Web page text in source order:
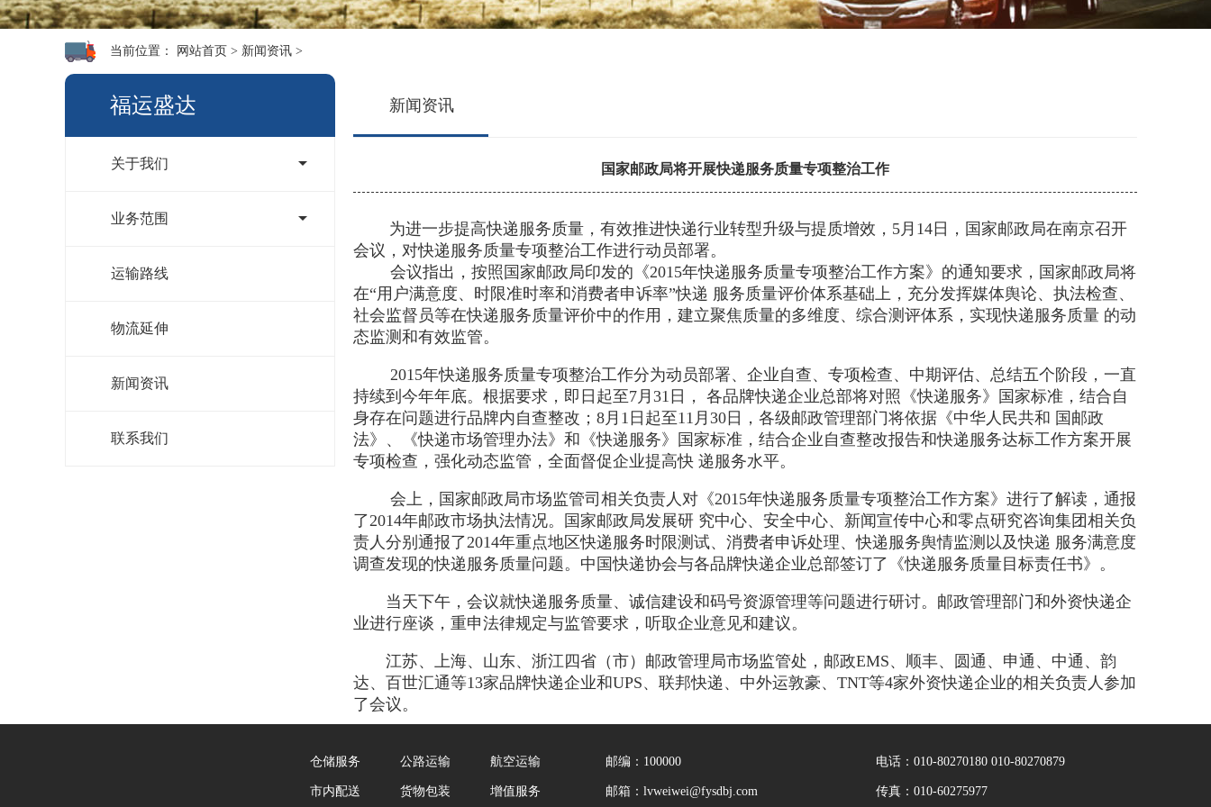
当前位置： 网站首页 > 新闻资讯 >
福运盛达
关于我们
业务范围
运输路线
物流延伸
新闻资讯
联系我们
新闻资讯
国家邮政局将开展快递服务质量专项整治工作
为进一步提高快递服务质量，有效推进快递行业转型升级与提质增效，5月14日，国家邮政局在南京召开
会议，对快递服务质量专项整治工作进行动员部署。
会议指出，按照国家邮政局印发的《2015年快递服务质量专项整治工作方案》的通知要求，国家邮政局将
在“用户满意度、时限准时率和消费者申诉率”快递 服务质量评价体系基础上，充分发挥媒体舆论、执法检查、
社会监督员等在快递服务质量评价中的作用，建立聚焦质量的多维度、综合测评体系，实现快递服务质量 的动
态监测和有效监管。
2015年快递服务质量专项整治工作分为动员部署、企业自查、专项检查、中期评估、总结五个阶段，一直
持续到今年年底。根据要求，即日起至7月31日， 各品牌快递企业总部将对照《快递服务》国家标准，结合自
身存在问题进行品牌内自查整改；8月1日起至11月30日，各级邮政管理部门将依据《中华人民共和 国邮政
法》、《快递市场管理办法》和《快递服务》国家标准，结合企业自查整改报告和快递服务达标工作方案开展
专项检查，强化动态监管，全面督促企业提高快 递服务水平。
会上，国家邮政局市场监管司相关负责人对《2015年快递服务质量专项整治工作方案》进行了解读，通报
了2014年邮政市场执法情况。国家邮政局发展研 究中心、安全中心、新闻宣传中心和零点研究咨询集团相关负
责人分别通报了2014年重点地区快递服务时限测试、消费者申诉处理、快递服务舆情监测以及快递 服务满意度
调查发现的快递服务质量问题。中国快递协会与各品牌快递企业总部签订了《快递服务质量目标责任书》。
当天下午，会议就快递服务质量、诚信建设和码号资源管理等问题进行研讨。邮政管理部门和外资快递企
业进行座谈，重申法律规定与监管要求，听取企业意见和建议。
江苏、上海、山东、浙江四省（市）邮政管理局市场监管处，邮政EMS、顺丰、圆通、申通、中通、韵
达、百世汇通等13家品牌快递企业和UPS、联邦快递、中外运敦豪、TNT等4家外资快递企业的相关负责人参加
了会议。
仓储服务 公路运输 航空运输
市内配送 货物包装 增值服务
邮编：100000 电话：010-80270180 010-80270879
邮箱：lvweiwei@fysdbj.com 传真：010-60275977